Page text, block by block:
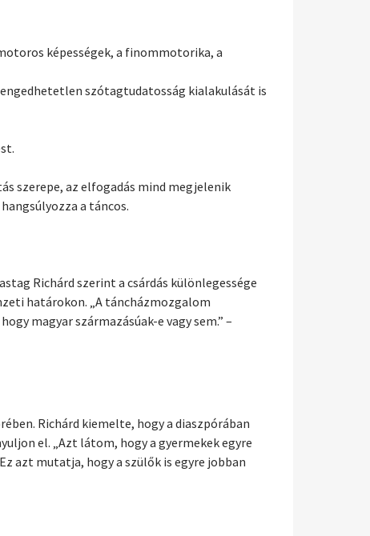
képességek, a finommotorika, a
szótagtudatosság kialakulását is
szerepe, az elfogadás mind megjelenik
a táncos.
Richárd szerint a csárdás különlegessége
határokon. „A táncházmozgalom
magyar származásúak-e vagy sem.” –
Richárd kiemelte, hogy a diaszpórában
el. „Azt látom, hogy a gyermekek egyre
azt mutatja, hogy a szülők is egyre jobban